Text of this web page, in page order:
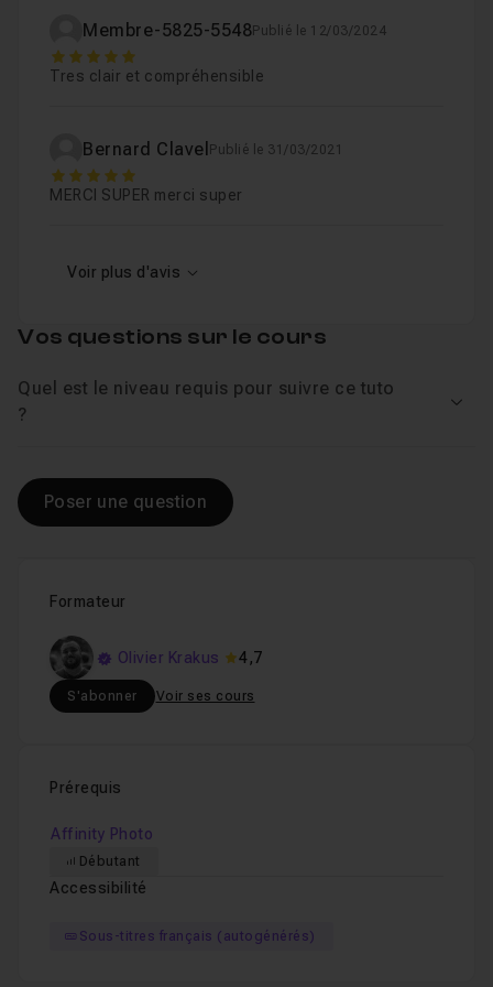
Membre-5825-5548Publié le 12/03/2024
5
Tres clair et compréhensible
Bernard Clavel Publié le 31/03/2021
5
MERCI SUPER merci super
Voir plus d'avis
Formateur
Olivier Krakus 4,7
S'abonner Voir ses cours
Prérequis
Affinity Photo
Débutant
Accessibilité
Sous-titres français (autogénérés)
Vos questions sur le cours
Quel est le niveau requis pour suivre ce tuto
?
Poser une question